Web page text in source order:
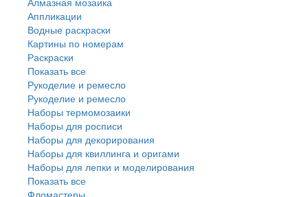
Аппликации
Водные раскраски
Картины по номерам
Раскраски
Показать все
Рукоделие и ремесло
Рукоделие и ремесло
Наборы термомозаики
Наборы для росписи
Наборы для декорирования
Наборы для квиллинга и оригами
Наборы для лепки и моделирования
Показать все